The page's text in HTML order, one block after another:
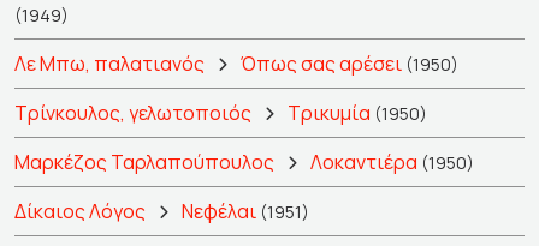
(1949)
Λε Μπω, παλατιανός Όπως σας αρέσει (1950)
Τρίνκουλος, γελωτοποιός Τρικυμία (1950)
Μαρκέζος Ταρλαπούπουλος Λοκαντιέρα (1950)
Δίκαιος Λόγος Νεφέλαι (1951)